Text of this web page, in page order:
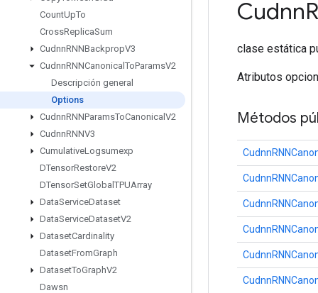
CountUpTo
CrossReplicaSum
CudnnRNNBackpropV3
CudnnRNNCanonical ToParamsV2
Descripción general
Options
CudnnRNNParamsToCanonical V2
CudnnRNNV3
CumulativeLogsumexp
DTensorRestoreV2
DTensorSetGlobal TPUArray
DataServiceDataset
DataServiceDatasetV2
DatasetCardinality
DatasetFromGraph
DatasetToGraphV2
Dawsn
Cudnn
clase estática
Atributos
Métodos